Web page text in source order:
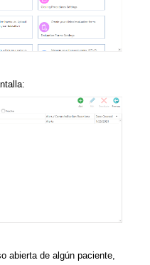
abierta de algún paciente,